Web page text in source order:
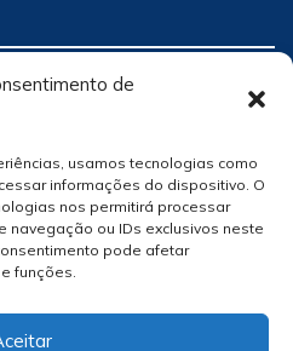
de
usamos tecnologias como
informações do dispositivo. O
nos permitirá processar
navegação ou IDs exclusivos neste
pode afetar
funções.